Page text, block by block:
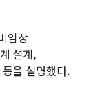
임상
설계,
을 설명했다.